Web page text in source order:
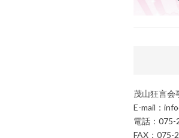
茂山狂言会
E-mail：
電話： 075-
FAX：075-